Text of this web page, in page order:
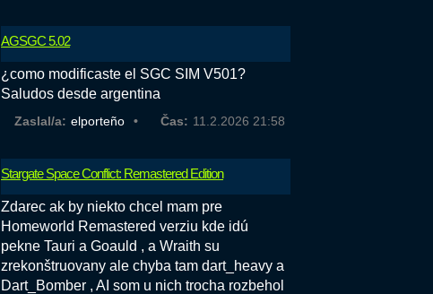
AGSGC 5.02
¿como modificaste el SGC SIM V501?
Saludos desde argentina
Zaslal/a: elporteño Čas: 11.2.2026 21:58
Stargate Space Conflict: Remastered Edition
Zdarec ak by niekto chcel mam pre
Homeworld Remastered verziu kde idú
pekne Tauri a Goauld , a Wraith su
zrekonštruovany ale chyba tam dart_heavy a
Dart_Bomber , AI som u nich trocha rozbehol